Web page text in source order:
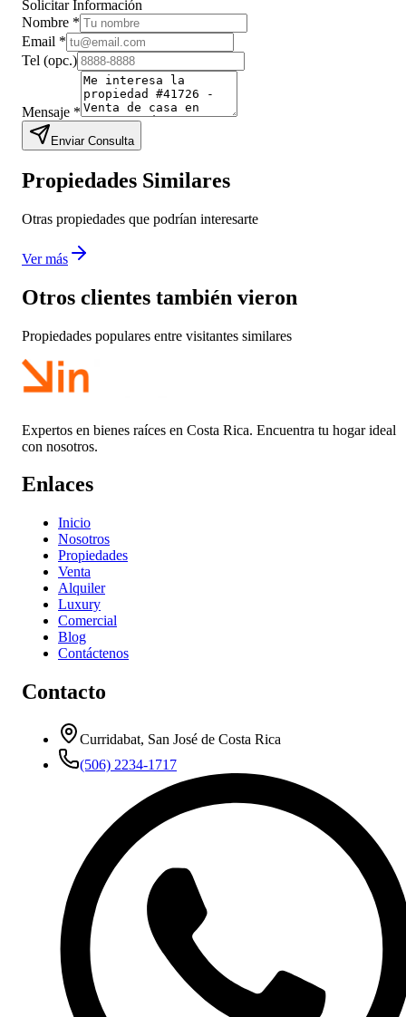
Solicitar Información
Nombre *
Email *
Tel (opc.)
Mensaje *
Enviar Consulta
Propiedades Similares
Otras propiedades que podrían interesarte
Ver más
Otros clientes también vieron
Propiedades populares entre visitantes similares
Expertos en bienes raíces en Costa Rica. Encuentra tu hogar ideal
con nosotros.
Enlaces
Inicio
Nosotros
Propiedades
Venta
Alquiler
Luxury
Comercial
Blog
Contáctenos
Contacto
Curridabat, San José de Costa Rica
(506) 2234-1717